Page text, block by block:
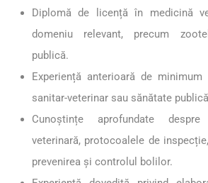
Diplomă de licență în medicină
domeniu relevant, precum
publică.
Experiență anterioară de
sanitar-veterinar sau sănătate publică
Cunoștințe aprofundate
veterinară, protocoalele de
prevenirea și controlul bolilor.